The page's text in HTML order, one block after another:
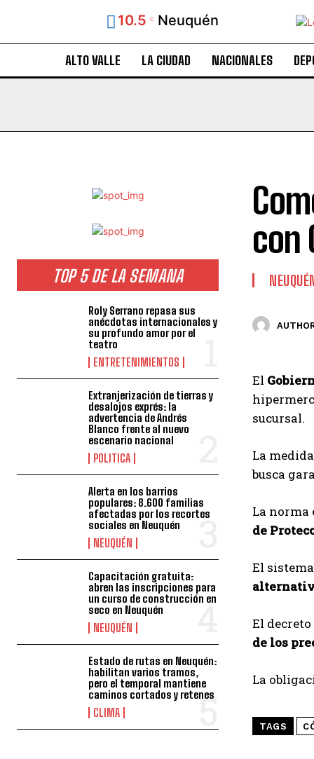
10.5 C Neuquén
ALTO VALLE LA CIUDAD NACIONALES
TOP 5 DE LA SEMANA
Roly Serrano repasa sus
anécdotas internacionales y
su profundo amor por el
teatro
ENTRETENIMIENTOS
Extranjerización de tierras y
desalojos exprés: la
advertencia de Andrés
Blanco frente al nuevo
escenario nacional
POLITICA
Alerta en los barrios
populares: 8.600 familias
afectadas por los recortes
sociales en Neuquén
NEUQUÉN
Capacitación gratuita:
abren las inscripciones para
un curso de construcción en
seco en Neuquén
NEUQUÉN
Estado de rutas en Neuquén:
habilitan varios tramos,
pero el temporal mantiene
caminos cortados y retenes
CLIMA
con
El
sucursal.
La
busca
La norma
de
El
El
de los
La
TAGS